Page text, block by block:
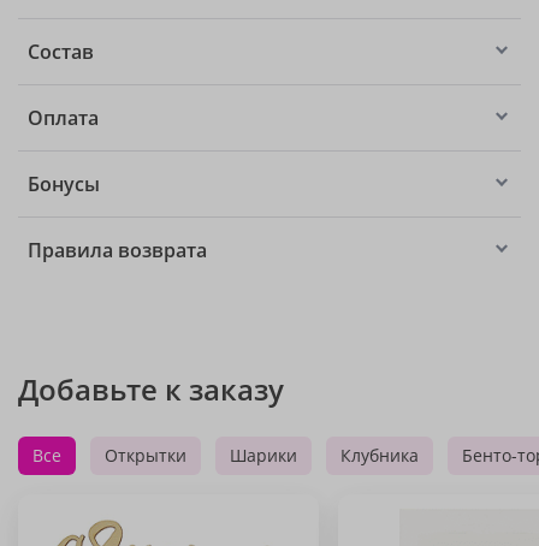
Состав
Оплата
Бонусы
Правила возврата
Добавьте к заказу
Все Открытки Шарики Клубника Бенто-